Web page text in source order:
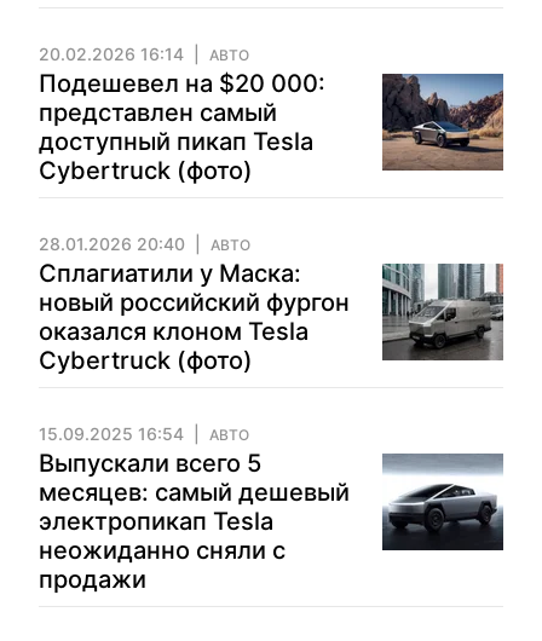
20.02.2026 16:14 АВТО
Подешевел на $20 000:
представлен самый
доступный пикап Tesla
Cybertruck (фото)
28.01.2026 20:40 АВТО
Сплагиатили у Маска:
новый российский фургон
оказался клоном Tesla
Cybertruck (фото)
15.09.2025 16:54 АВТО
Выпускали всего 5
месяцев: самый дешевый
электропикап Tesla
неожиданно сняли с
продажи